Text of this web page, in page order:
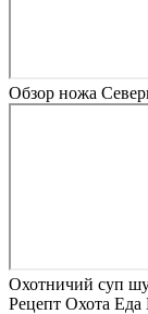
Обзор ножа
Охотничий суп
Рецепт Охота